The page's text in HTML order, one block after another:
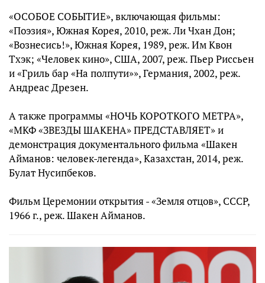
«ОСОБОЕ СОБЫТИЕ», включающая фильмы:
«Поэзия», Южная Корея, 2010, реж. Ли Чхан Дон;
«Вознесись!», Южная Корея, 1989, реж. Им Квон
Тхэк; «Человек кино», США, 2007, реж. Пьер Риссьен
и «Гриль бар «На полпути»», Германия, 2002, реж.
Андреас Дрезен.
А также программы «НОЧЬ КОРОТКОГО МЕТРА»,
«МКФ «ЗВЕЗДЫ ШАКЕНА» ПРЕДСТАВЛЯЕТ» и
демонстрация документального фильма «Шакен
Айманов: человек-легенда», Казахстан, 2014, реж.
Булат Нусипбеков.
Фильм Церемонии открытия - «Земля отцов», СССР,
1966 г., реж. Шакен Айманов.